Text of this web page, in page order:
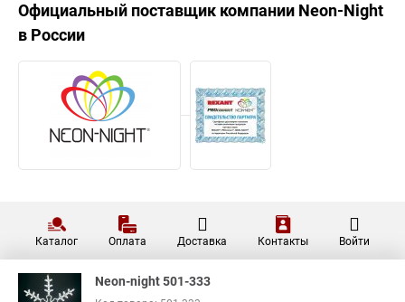
Официальный поставщик компании Neon-Night
в России
Каталог Оплата Доставка Контакты Войти
Neon-night 501-333